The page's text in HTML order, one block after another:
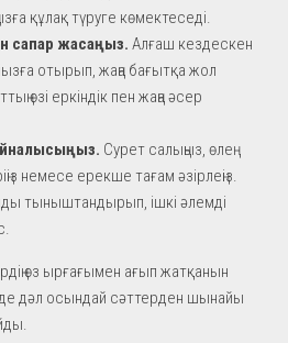
құлақ түруге көмектеседі.
сапар жасаңыз. Алғаш кездескен
отырып, жаңа бағытқа жол
өзі еркіндік пен жаңа әсер
Сурет салыңыз, өлең
немесе ерекше тағам әзірлеңіз.
тыныштандырып, ішкі әлемді
өз ырғағымен ағып жатқанын
дәл осындай сәттерден шынайы